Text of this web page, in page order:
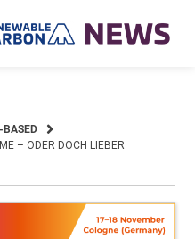
BASED
– ODER DOCH LIEBER